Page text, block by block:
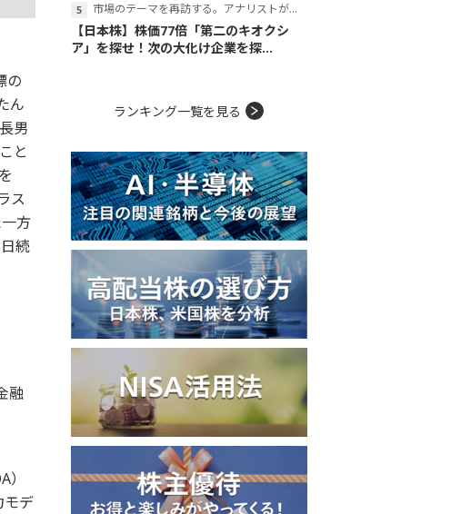
の
ん
男
と
ス
方
続
融
モデ
市場のテーマを再訪する。アナリストが読み解くテーマの本質
【日本株】株価77倍「第二のキオクシ
ア」を探せ！次の大化け企業を探...
ランキング一覧を見る